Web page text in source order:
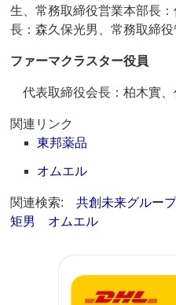
生、常務取締役営業本部長
長：森久保光男、常務取締
ファーマクラスター役員
代表取締役会長：柏木實
関連リンク
東邦薬品
オムエル
関連検索:共創未来グルー
矩男
オムエル